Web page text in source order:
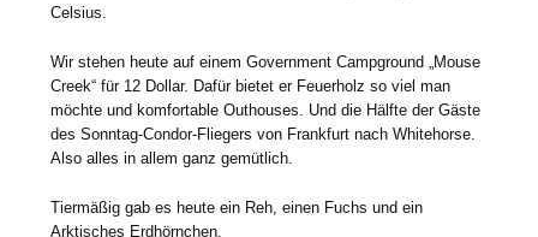
Celsius.
Wir stehen heute auf einem Government Campground „Mouse
Creek“ für 12 Dollar. Dafür bietet er Feuerholz so viel man
möchte und komfortable Outhouses. Und die Hälfte der Gäste
des Sonntag-Condor-Fliegers von Frankfurt nach Whitehorse.
Also alles in allem ganz gemütlich.
Tiermäßig gab es heute ein Reh, einen Fuchs und ein
Arktisches Erdhörnchen.